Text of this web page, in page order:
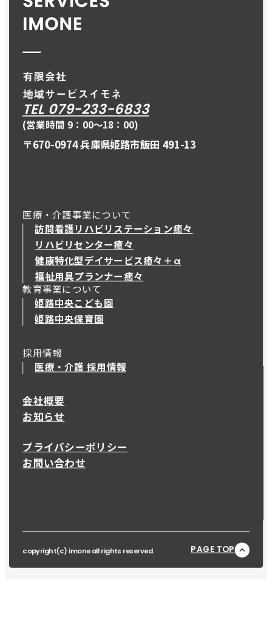
TEL 079-233-6833
(営業時間 9：00〜18：00)
〒670-0974 兵庫県姫路市飯田 491-13
医療・介護事業について
訪問看護リハビリステーション癒々
リハビリセンター癒々
健康特化型デイサービス癒々＋ α
健康特化型デイサービス癒々＋
福祉用具プランナー癒々
教育事業について
姫路中央こども園
姫路中央保育園
採用情報
医療・介護 採用情報
会社概要
お知らせ
プライバシーポリシー
お問い合わせ
copyright(c) imone all rights reserved. PAGE TOP